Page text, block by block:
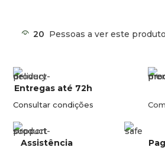
20 Pessoas a ver este
Entregas até 72h
Consultar condições
Assistência